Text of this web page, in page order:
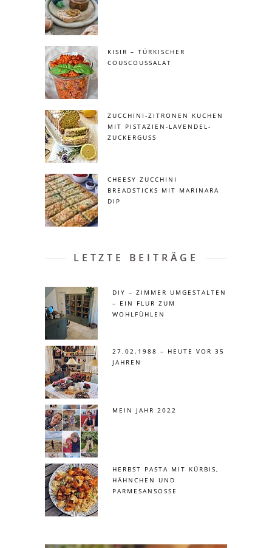
KISIR – TÜRKISCHER
COUSCOUSSALAT
ZUCCHINI-ZITRONEN KUCHEN
MIT PISTAZIEN-LAVENDEL-
ZUCKERGUSS
CHEESY ZUCCHINI
BREADSTICKS MIT MARINARA
DIP
LETZTE BEITRÄGE
DIY – ZIMMER UMGESTALTEN
– EIN FLUR ZUM
WOHLFÜHLEN
27.02.1988 – HEUTE VOR 35
JAHREN
MEIN JAHR 2022
HERBST PASTA MIT KÜRBIS,
HÄHNCHEN UND
PARMESANSOSSE